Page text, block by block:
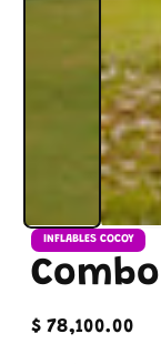
INFLABLES COCOY
Precio
$ 78,100.00